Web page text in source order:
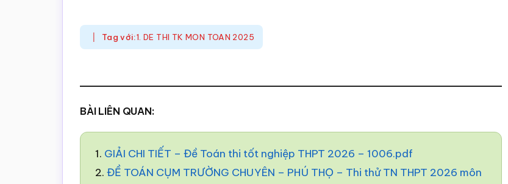
Tag với:1. DE THI TK MON TOAN 2025
BÀI LIÊN QUAN:
1. GIẢI CHI TIẾT – Đề Toán thi tốt nghiệp THPT 2026 – 1006.pdf
2. ĐỀ TOÁN CỤM TRƯỜNG CHUYÊN – PHÚ THỌ – Thi thử TN THPT 2026 môn